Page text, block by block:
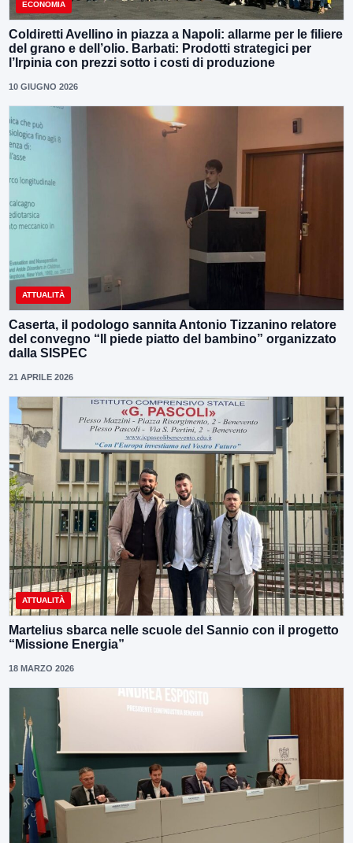
ECONOMIA
Coldiretti Avellino in piazza a Napoli: allarme per le filiere
del grano e dell’olio. Barbati: Prodotti strategici per
l’Irpinia con prezzi sotto i costi di produzione
10 GIUGNO 2026
ATTUALITÀ
Caserta, il podologo sannita Antonio Tizzanino relatore
del convegno “Il piede piatto del bambino” organizzato
dalla SISPEC
21 APRILE 2026
ATTUALITÀ
Martelius sbarca nelle scuole del Sannio con il progetto
“Missione Energia”
18 MARZO 2026